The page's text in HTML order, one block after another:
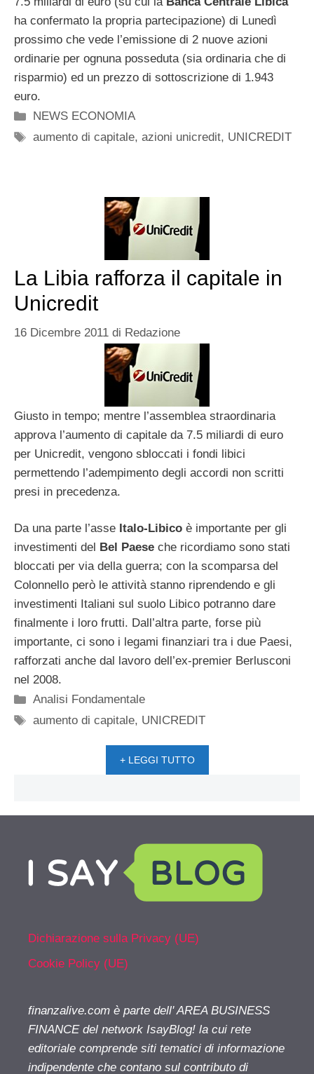
ha confermato la propria partecipazione) di Lunedì
prossimo che vede l’emissione di 2 nuove azioni
ordinarie per ognuna posseduta (sia ordinaria che di
risparmio) ed un prezzo di sottoscrizione di 1.943
euro.
Categorie
NEWS ECONOMIA
Tag
aumento di capitale,azioni unicredit, UNICREDIT
La Libia rafforza il capitale in
Unicredit
16 Dicembre 2011 di Redazione
Giusto in tempo; mentre l’assemblea straordinaria
approva l’aumento di capitale da 7.5 miliardi di euro
per Unicredit, vengono sbloccati i fondi libici
permettendo l’adempimento degli accordi non scritti
presi in precedenza.
Da una parte l’asse Italo-Libico è importante per gli
investimenti del
Bel Paese che ricordiamo sono stati
bloccati per via della guerra; con la scomparsa del
Colonnello però le attività stanno riprendendo e gli
investimenti Italiani sul suolo Libico potranno dare
finalmente i loro frutti. Dall’altra parte, forse più
importante, ci sono i legami finanziari tra i due Paesi,
rafforzati anche dal lavoro dell’ex-premier Berlusconi
nel 2008.
Categorie
Analisi Fondamentale
Tag
aumento di capitale, UNICREDIT
+ LEGGI TUTTO
Dichiarazione sulla Privacy (UE)
Cookie Policy (UE)
finanzalive.com è parte dell' AREA BUSINESS
FINANCE del network IsayBlog! la cui rete
editoriale comprende siti tematici di informazione
indipendente che contano sul contributo di